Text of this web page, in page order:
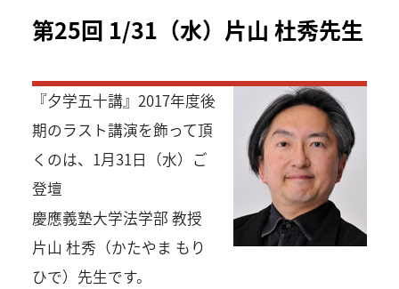
第25回 1/31（水）片山 杜秀先生
『夕学五十講』2017年度後
期のラスト講演を飾って頂
くのは、1月31日（水）ご
登壇
慶應義塾大学法学部 教授
片山 杜秀（かたやま もり
ひで）先生です。